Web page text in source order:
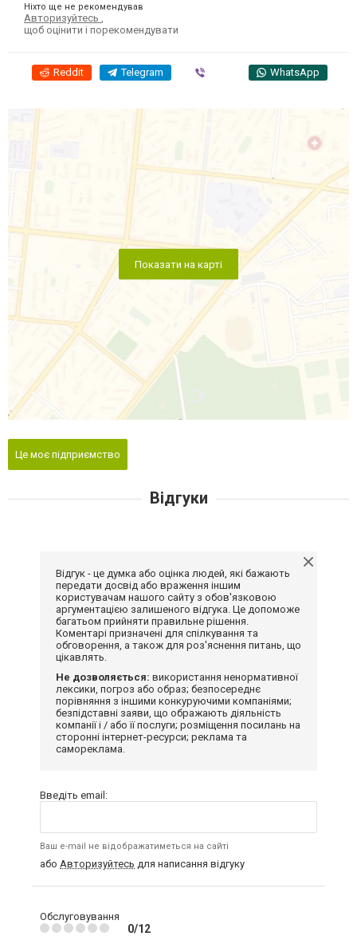
Ніхто ще не рекомендував
Авторизуйтесь
щоб оцінити і порекомендувати
Reddit Telegram WhatsApp
Показати на карті
Це моє підприємство
Відгуки
Відгук - це думка або оцінка людей, які бажають
передати досвід або враження іншим
користувачам нашого сайту з обов'язковою
аргументацією залишеного відгука. Це допоможе
багатьом прийняти правильне рішення.
Коментарі призначені для спілкування та
обговорення, а також для роз'яснення питань, що
цікавлять.
Не дозволяється: використання ненормативної
лексики, погроз або образ; безпосереднє
порівняння з іншими конкуруючими компаніями;
безпідставні заяви, що ображають діяльність
компанії і / або її послуги; розміщення посилань на
сторонні інтернет-ресурси; реклама та
самореклама.
Введіть email:
Ваш e-mail не відображатиметься на сайті
або Авторизуйтесь для написання відгуку
Обслуговування
0/12